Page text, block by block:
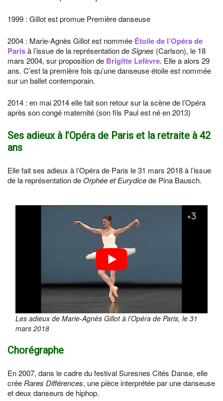
1999 : Gillot est promue Première danseuse
2004 : Marie-Agnès Gillot est nommée Étoile de l’Opéra de
Parisà l’issue de la représentation deSignes (Carlson), le 18
mars 2004, sur proposition de Brigitte Lefèvre. Elle a alors 29
ans. C’est la première fois qu’une danseuse étoile est nommée
sur un ballet contemporain.
2014 : en mai 2014 elle fait son retour sur la scène de l’Opéra
après son congé maternité (son fils Paul est né en 2013)
Ses adieux à l’Opéra de Paris et la retraite à 42
ans
Elle fait ses adieux à l’Opéra de Paris le 31 mars 2018 à l’issue
de la représentation deOrphée et Eurydicede Pina Bausch.
Les adieux de Marie-Agnès Gillot à l’Opéra de Paris, le 31
mars 2018
Chorégraphe
En 2007, dans le cadre du festival Suresnes Cités Danse, elle
créeRares Différences, une pièce interprétée par une danseuse
et deux danseurs de hiphop.